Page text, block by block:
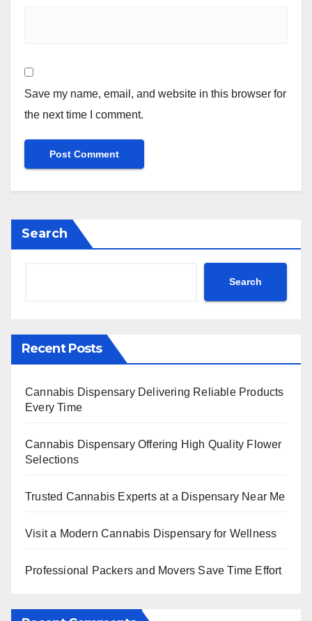
Save my name, email, and website in this browser for
the next time I comment.
Search
Search
Recent Posts
Cannabis Dispensary Delivering Reliable Products
Every Time
Cannabis Dispensary Offering High Quality Flower
Selections
Trusted Cannabis Experts at a Dispensary Near Me
Visit a Modern Cannabis Dispensary for Wellness
Professional Packers and Movers Save Time Effort